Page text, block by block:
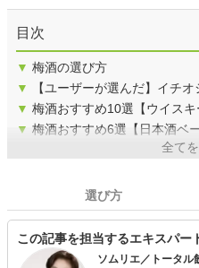
目次
▼ 梅酒の選び方
▼
【ユーザーが選んだ】イチオ
▼ 梅酒おすすめ10選【ウイスキ
▼ 梅酒おすすめ6選【日本酒ベー
全て
選び方
この記事を担当するエキスパー
ソムリエ／トータル